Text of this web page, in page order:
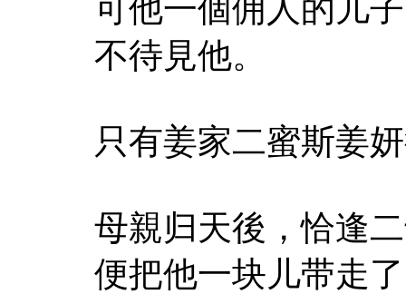
可他一個佣人的儿
不待見他。
只有姜家二蜜斯姜
母親归天後，恰逢
便把他一块儿带走